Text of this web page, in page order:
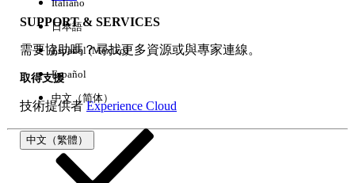
SUPPORT & SERVICES
需要協助嗎？尋找更多資源或與專家連線。
取得支援
技術提供者Experience Cloud
中文（繁體）
Italiano
日本語
Español (México)
Español
中文（简体）